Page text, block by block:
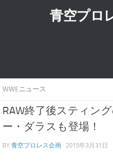
青空プロ
WWEニュース
RAW終了後スティン
ー・ダラスも登場！
BY 青空プロレス企画 · 2015年3月31日